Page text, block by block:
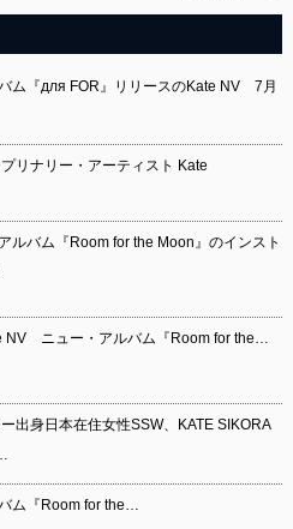
ム『для FOR』リリースのKate NV 7月
リナリー・アーティスト Kate
ルバム『Room for the Moon』のインスト
NV ニュー・アルバム『Room for the…
出身日本在住女性SSW、KATE SIKORA
ム『Room for the…